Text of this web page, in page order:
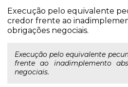
Execução pelo equivalente
credor frente ao
obrigações negociais.
Execução pelo equivalente
frente ao inadimplemento
negociais.